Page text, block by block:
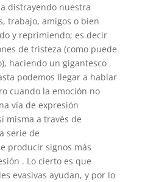
distrayendo nuestra
trabajo, amigos o bien
y reprimiendo; es decir
de tristeza (como puede
haciendo un gigantesco
podemos llegar a hablar
cuando la emoción no
vía de expresión
misma a través de
serie de
producir signos más
. Lo cierto es que
evasivas ayudan, y por lo